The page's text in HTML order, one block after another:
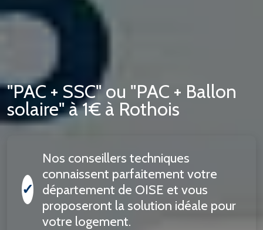
"PAC + SSC" ou "PAC + Ballon
solaire" à 1€ à Rothois
✓
Nos conseillers techniques
connaissent parfaitement votre
département de OISE et vous
proposeront la solution idéale pour
votre logement.